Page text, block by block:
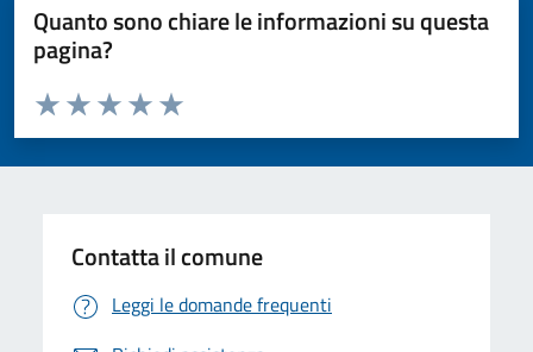
Quanto sono chiare le informazioni su questa
pagina?
Valuta da 1 a 5 stelle la pagina
Valuta 5 stelle su 5
Valuta 4 stelle su 5
Valuta 3 stelle su 5
Valuta 2 stelle su 5
Valuta 1 stelle su 5
Contatta il comune
Leggi le domande frequenti